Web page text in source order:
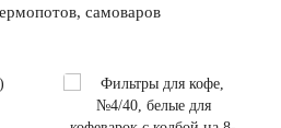
самоваров